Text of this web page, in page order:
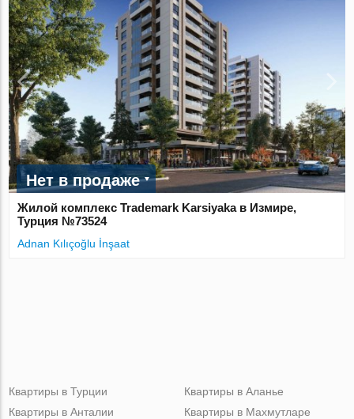
Нет в продаже
Жилой комплекс Trademark Karsiyaka в Измире,
Турция №73524
Adnan Kılıçoğlu İnşaat
Квартиры в Турции
Квартиры в Анталии
Квартиры в Аланье
Квартиры в Махмутларе